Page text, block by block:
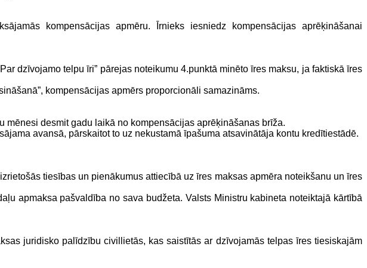
kompensācijas apmēru. Īrnieks iesniedz kompensācijas aprēķināšanai
dzīvojamo telpu īri” pārejas noteikumu 4.punktā minēto īres maksu, ja faktiskā īres
, kompensācijas apmērs proporcionāli samazināms.
desmit gadu laikā no kompensācijas aprēķināšanas brīža.
avansā, pārskaitot to uz nekustamā īpašuma atsavinātāja kontu kredītiestādē.
tiesības un pienākumus attiecībā uz īres maksas apmēra noteikšanu un īres
apmaksa pašvaldība no sava budžeta. Valsts Ministru kabineta noteiktajā kārtībā
juridisko palīdzību civillietās, kas saistītās ar dzīvojamās telpas īres tiesiskajām